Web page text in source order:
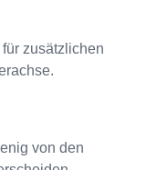
zusätzlichen
von den